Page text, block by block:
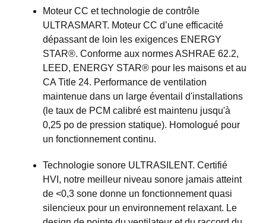
Moteur CC et technologie de contrôle
ULTRASMART. Moteur CC d’une efficacité
dépassant de loin les exigences ENERGY
STAR®. Conforme aux normes ASHRAE 62.2,
LEED, ENERGY STAR® pour les maisons et au
CA Title 24. Performance de ventilation
maintenue dans un large éventail d'installations
(le taux de PCM calibré est maintenu jusqu'à
0,25 po de pression statique). Homologué pour
un fonctionnement continu.
Technologie sonore ULTRASILENT. Certifié
HVI, notre meilleur niveau sonore jamais atteint
de <0,3 sone donne un fonctionnement quasi
silencieux pour un environnement relaxant. Le